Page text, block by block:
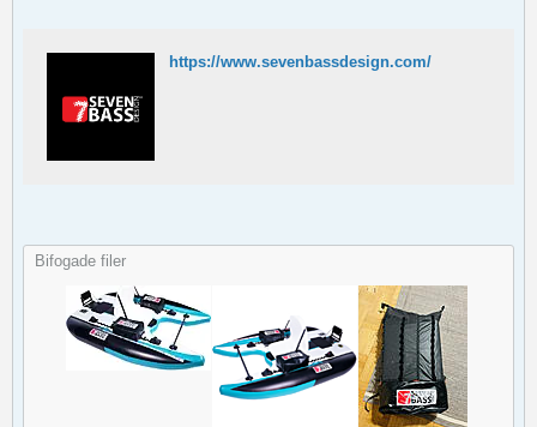
https://www.sevenbassdesign.com/
Bifogade filer